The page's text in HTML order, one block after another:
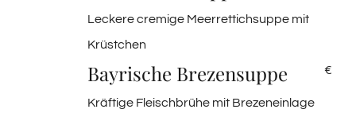
Leckere cremige Meerrettichsuppe mit
Krüstchen
Bayrische Brezensuppe €
Kräftige Fleischbrühe mit Brezeneinlage